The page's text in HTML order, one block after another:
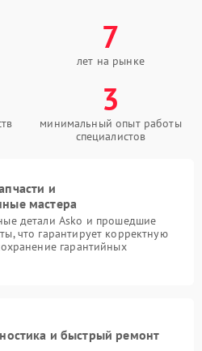
7
лет на рынке
3
минимальный опыт работы
специалистов
и
мастера
детали Asko и прошедшие
что гарантирует корректную
гарантийных
и быстрый ремонт